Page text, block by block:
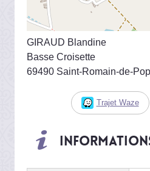
GIRAUD Blandine
Basse Croisette
69490 Saint-Romain-de-
Trajet Waze